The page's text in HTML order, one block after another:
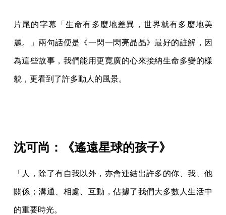
片尾的字幕「生命有多麼地差異，世界就有多麼地美
麗。」兩句話便是《一閃一閃亮晶晶》最好的註解，因
為這些故事，我們能用更寬廣的心來接納生命多變的樣
貌，更看到了許多動人的風景。
沈可尚：《遙遠星球的孩子》
「人，除了有自我以外，亦會連結出許多的你、我、他
關係；溝通、相處、互動，佔據了我們大多數人生活中
的重要時光。